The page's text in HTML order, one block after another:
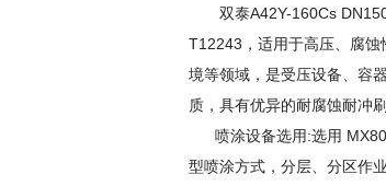
双泰A42Y-160Cs DN150/
T12243，适用于高压、腐
境等领域，是受压设备、容
质，具有优异的耐腐蚀耐冲刷
喷涂设备选用:选用
型喷涂方式，分层、分区作